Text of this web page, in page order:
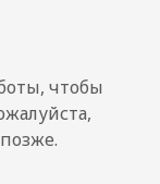
чтобы